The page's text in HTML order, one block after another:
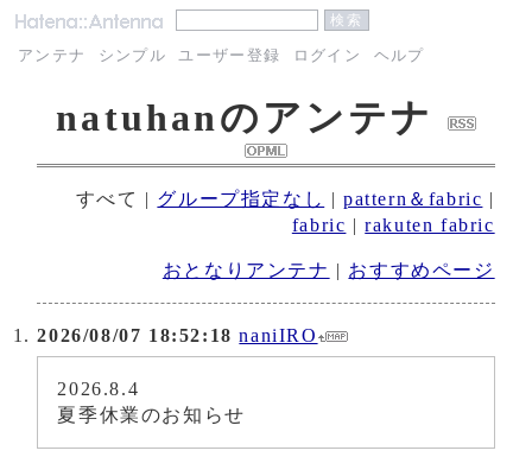
アンテナ シンプル ユーザー登録 ログイン ヘルプ
natuhanのアンテナ
すべて | グループ指定なし |pattern＆fabric |
fabric |rakuten fabric
おとなりアンテナ | おすすめページ
2026/08/07 18:52:18 naniIRO
2026.8.4
夏季休業のお知らせ